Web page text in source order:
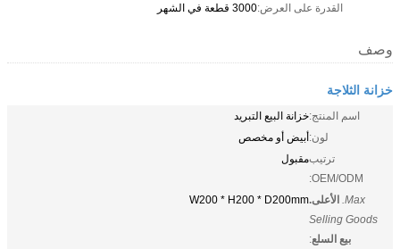
القدرة على العرض:3000 قطعة في الشهر
وصف
خزانة الثلاجة
اسم المنتج:خزانة البيع التبريد
لون:أبيض أو مخصص
ترتيب
OEM/ODM:
مقبول
Max. الأعلى.
Selling Goods
بيع السلع:
W200 * H200 * D200mm